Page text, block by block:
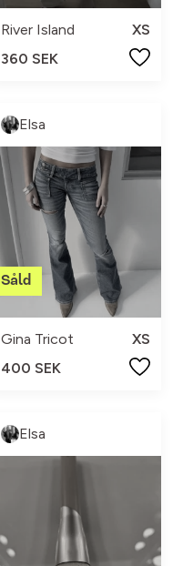
River Island
XS
360 SEK
Elsa
Gina Tricot
XS
400 SEK
Elsa